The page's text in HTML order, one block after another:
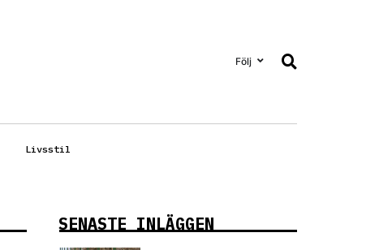
Följ
Livsstil
SENASTE INLÄGGEN